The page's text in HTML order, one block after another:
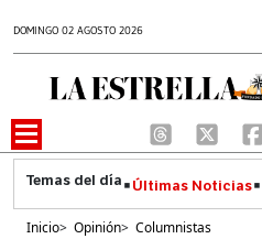
DOMINGO 02 AGOSTO 2026
Últimas Noticias
Inicio> Opinión> Columnistas